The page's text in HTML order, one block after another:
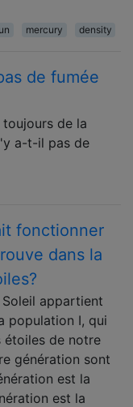
mercury density
de fumée
de la
a-t-il pas de
fonctionner
dans la
appartient
population I, qui
étoiles de notre
génération sont
est la
est la